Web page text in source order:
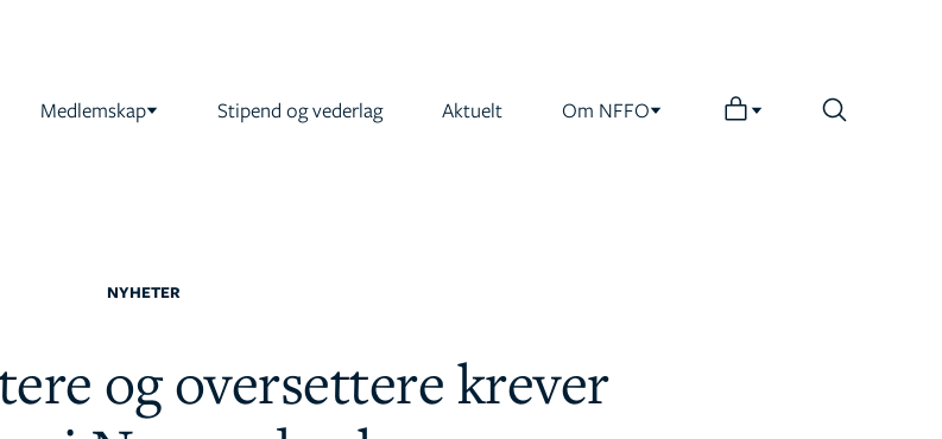
Medlemskap Stipend og vederlag Aktuelt Om NFFO
NYHETER
og oversettere krever